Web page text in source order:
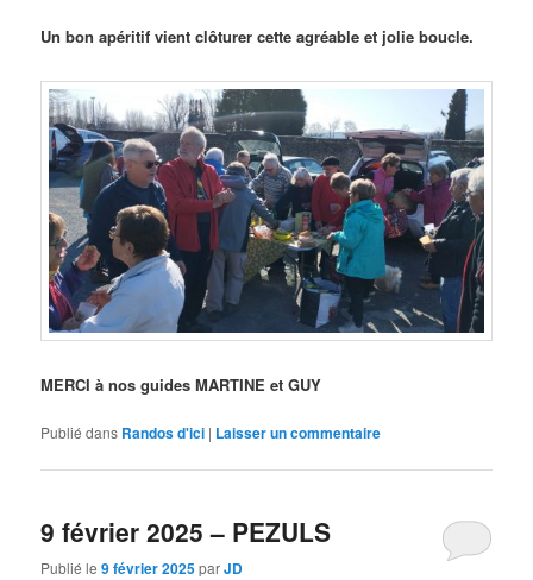
Un bon apéritif vient clôturer cette agréable et jolie boucle.
MERCI à nos guides MARTINE et GUY
Publié dans Randos d'ici | Laisser un commentaire
9 février 2025 – PEZULS
Publié le9 février 2025parJD